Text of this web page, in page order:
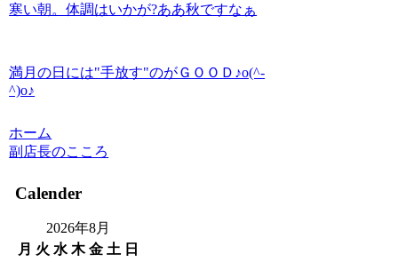
寒い朝。体調はいかが?ああ秋ですなぁ
満月の日には"手放す"のがＧＯＯＤ♪o(^-
^)o♪
ホーム
副店長のこころ
Calender
2026年8月
月 火 水 木 金 土 日